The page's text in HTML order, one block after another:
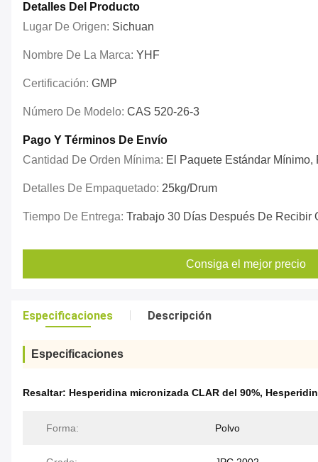
Detalles Del Producto
Lugar De Origen: Sichuan
Nombre De La Marca: YHF
Certificación: GMP
Número De Modelo: CAS 520-26-3
Pago Y Términos De Envío
Cantidad De Orden Mínima: El Paquete Estándar Mínimo,
Detalles De Empaquetado: 25kg/drum
Tiempo De Entrega: Trabajo 30 Días Después De Recibir
Consiga el mejor precio
Especificaciones Descripción
Especificaciones
Resaltar: Hesperidina micronizada CLAR del 90%,
Forma: Polvo